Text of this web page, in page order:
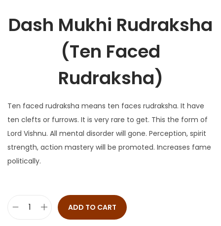
Dash Mukhi Rudraksha
(Ten Faced
Rudraksha)
Ten faced rudraksha means ten faces rudraksha. It have
ten clefts or furrows. It is very rare to get. This the form of
Lord Vishnu. All mental disorder will gone. Perception, spirit
strength, action mastery will be promoted. Increases fame
politically.
ADD TO CART